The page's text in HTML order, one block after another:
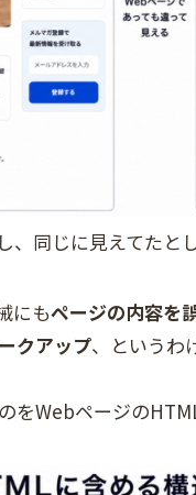
同じに見えてたと
にもページの内容を
クアップ、というわ
Webページの